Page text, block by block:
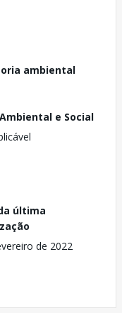
ambiental
e Social
última
de 2022